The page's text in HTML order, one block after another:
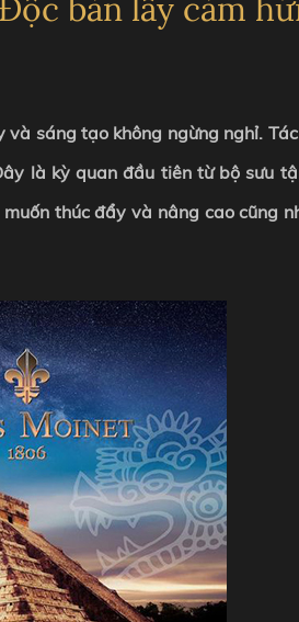
bản lấy cảm
sáng tạo không ngừng nghỉ.
là kỳ quan đầu tiên từ bộ sưu
thúc đẩy và nâng cao cũng